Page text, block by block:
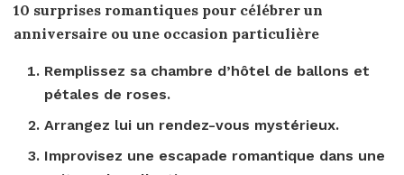
10 surprises romantiques pour célébrer un
anniversaire ou une occasion particulière
Remplissez sa chambre d’hôtel de ballons et
pétales de roses.
Arrangez lui un rendez-vous mystérieux.
Improvisez une escapade romantique dans une